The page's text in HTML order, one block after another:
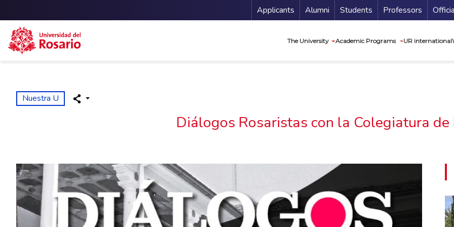
Skip to main content
Menu Secundario
Applicants Alumni Students Professors
The University Academic Programs UR international
Nuestra U
Diálogos Rosaristas con la Colegiatura de